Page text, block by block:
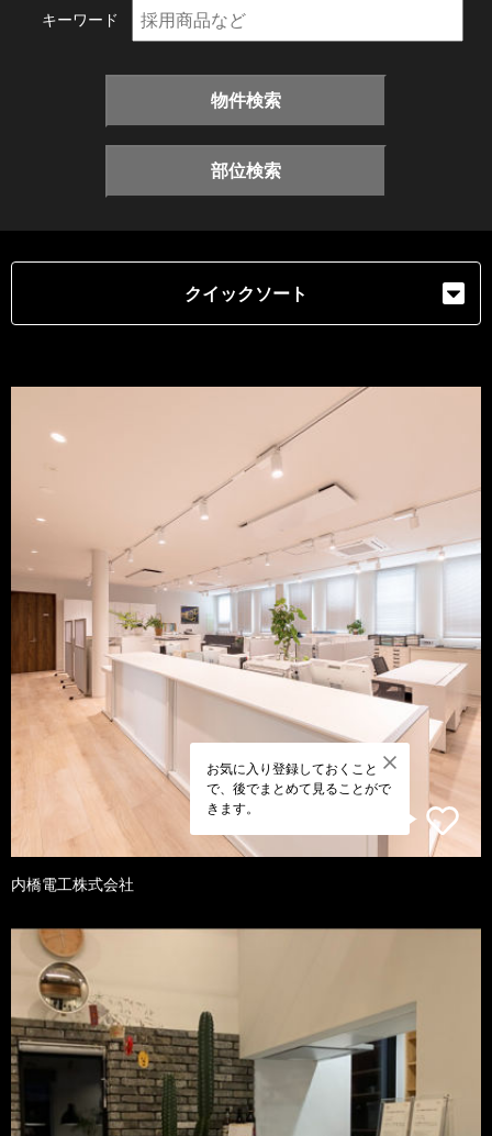
キーワード
物件検索
部位検索
クイックソート
お気に入り登録しておくこと
で、後でまとめて見ることがで
きます。
内橋電工株式会社